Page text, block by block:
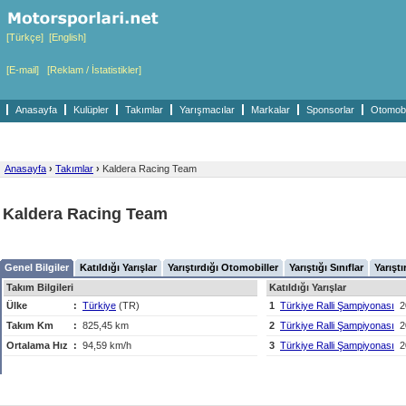
[Türkçe] [English]
[E-mail] [Reklam / İstatistikler]
Anasayfa Kulüpler Takımlar Yarışmacılar Markalar Sponsorlar
Anasayfa › Takımlar › Kaldera Racing Team
Kaldera Racing Team
Genel Bilgiler Katıldığı Yarışlar Yarıştırdığı Otomobiller Yarıştığı Sınıflar
Takım Bilgileri
Ülke
: Türkiye (TR)
Takım Km
: 825,45 km
Ortalama Hız
: 94,59 km/h
Katıldığı Yarışlar
1 Türkiye Ralli Şampiyonası
2 Türkiye Ralli Şampiyonası
3 Türkiye Ralli Şampiyonası